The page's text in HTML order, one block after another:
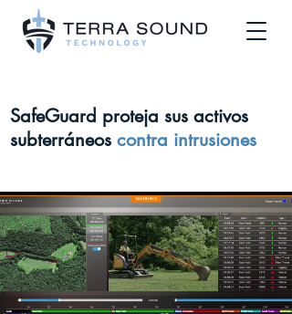
SafeGuard proteja sus activos
subterráneos contra intrusiones